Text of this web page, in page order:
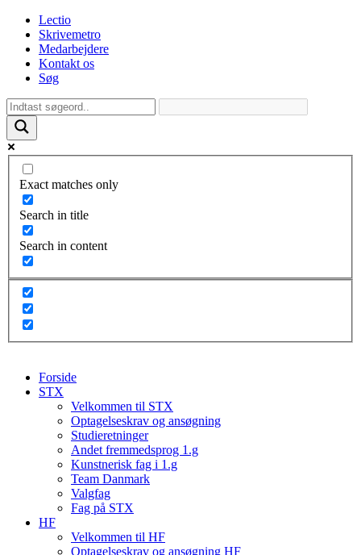
Lectio
Skrivemetro
Medarbejdere
Kontakt os
Søg
Exact matches only
Search in title
Search in content
Forside
STX
Velkommen til STX
Optagelseskrav og ansøgning
Studieretninger
Andet fremmedsprog 1.g
Kunstnerisk fag i 1.g
Team Danmark
Valgfag
Fag på STX
HF
Velkommen til HF
Optagelseskrav og ansøgning HF